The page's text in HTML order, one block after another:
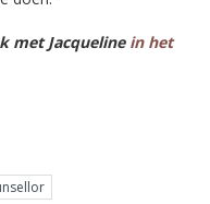
met Jacqueline in het